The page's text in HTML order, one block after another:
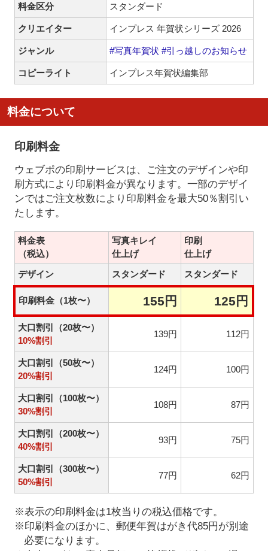
料金区分 スタンダード
クリエイター インプレス 年賀状シリーズ 2026
ジャンル #写真年賀状 #引っ越しのお知らせ
コピーライト インプレス年賀状編集部
料金について
印刷料金
ウェブポの印刷サービスは、ご注文のデザインや印
刷方式により印刷料金が異なります。一部のデザイ
ンではご注文枚数により印刷料金を最大50％割引い
たします。
料金表
（税込）
写真キレイ
仕上げ
印刷
仕上げ
デザイン
スタンダード スタンダード
印刷料金（1枚〜） 155円 125円
大口割引（20枚〜）
10%割引
139円 112円
大口割引（50枚〜）
20%割引
124円 100円
大口割引（100枚〜）
30%割引
108円 87円
大口割引（200枚〜）
40%割引
93円 75円
大口割引（300枚〜）
50%割引
77円 62円
※表示の印刷料金は1枚当りの税込価格です。
※印刷料金のほかに、郵便年賀はがき代85円が別途
必要になります。